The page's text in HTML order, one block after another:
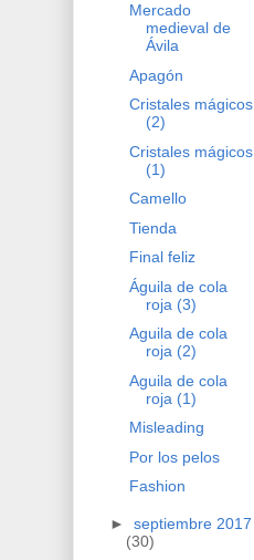
Mercado
medieval de
Ávila
Apagón
Cristales mágicos
(2)
Cristales mágicos
(1)
Camello
Tienda
Final feliz
Águila de cola
roja (3)
Aguila de cola
roja (2)
Aguila de cola
roja (1)
Misleading
Por los pelos
Fashion
► septiembre 2017
(30)